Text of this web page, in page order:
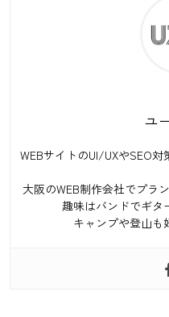
ユ
WEBサイトのUI/UXやSEO
大阪のWEB制作会社でプラ
趣味はバンドでギタ
キャンプや登山も